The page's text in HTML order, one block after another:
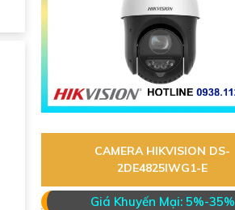
CAMERA HIKVISION DS-
2DE4825IWG1-E
Giá Khuyến Mại: 5%-35%